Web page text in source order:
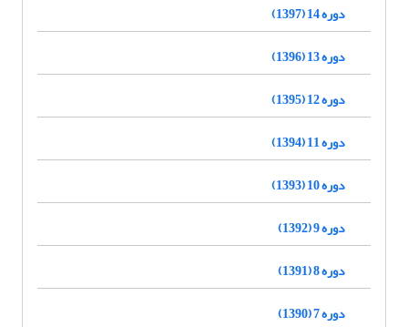
دوره 14 (1397)
دوره 13 (1396)
دوره 12 (1395)
دوره 11 (1394)
دوره 10 (1393)
دوره 9 (1392)
دوره 8 (1391)
دوره 7 (1390)